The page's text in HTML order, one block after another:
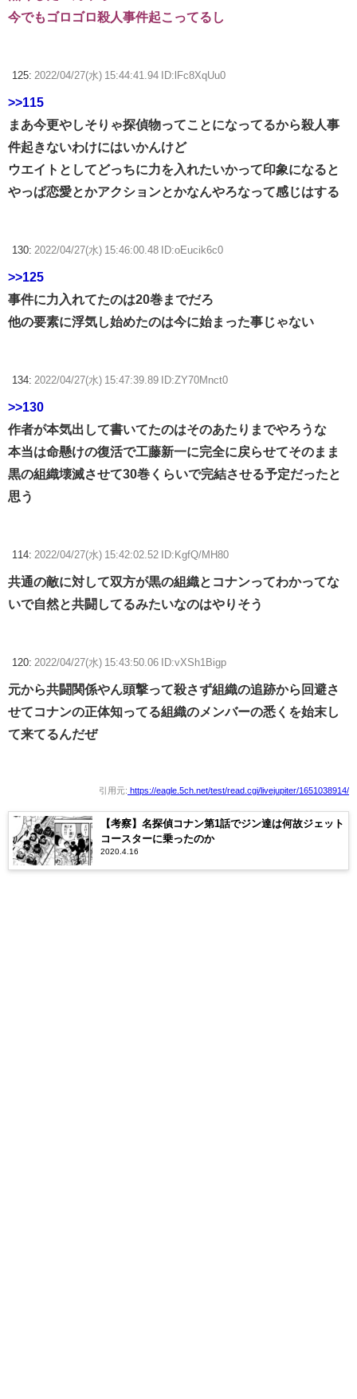
今でもゴロゴロ殺人事件起こってるし
125: 2022/04/27(水) 15:44:41.94 ID:lFc8XqUu0
>>115
まあ今更やしそりゃ探偵物ってことになってるから殺人事
件起きないわけにはいかんけど
ウエイトとしてどっちに力を入れたいかって印象になると
やっぱ恋愛とかアクションとかなんやろなって感じはする
130: 2022/04/27(水) 15:46:00.48 ID:oEucik6c0
>>125
事件に力入れてたのは20巻までだろ
他の要素に浮気し始めたのは今に始まった事じゃない
134: 2022/04/27(水) 15:47:39.89 ID:ZY70Mnct0
>>130
作者が本気出して書いてたのはそのあたりまでやろうな
本当は命懸けの復活で工藤新一に完全に戻らせてそのまま
黒の組織壊滅させて30巻くらいで完結させる予定だったと
思う
114: 2022/04/27(水) 15:42:02.52 ID:KgfQ/MH80
共通の敵に対して双方が黒の組織とコナンってわかってな
いで自然と共闘してるみたいなのはやりそう
120: 2022/04/27(水) 15:43:50.06 ID:vXSh1Bigp
元から共闘関係やん頭撃って殺さず組織の追跡から回避さ
せてコナンの正体知ってる組織のメンバーの悉くを始末し
て来てるんだぜ
引用元: https://eagle.5ch.net/test/read.cgi/livejupiter/1651038914/
【考察】名探偵コナン第1話でジン達は何故ジェット
コースターに乗ったのか
2020.4.16